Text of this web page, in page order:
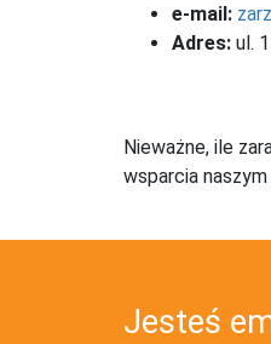
e-mail:
Adres: ul.
Nieważne, ile
wsparcia
Jesteś